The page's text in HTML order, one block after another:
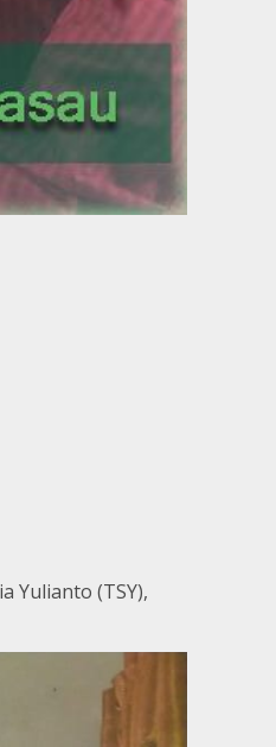
Yulianto (TSY),